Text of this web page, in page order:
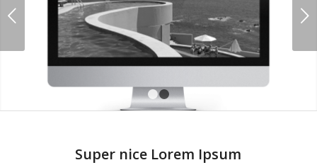
Next
Super nice Lorem Ipsum